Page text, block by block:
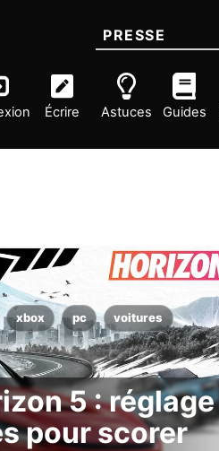
Écrire
PRESSE
Astuces Guides
xbox pc voitures
5 : réglage
pour scorer